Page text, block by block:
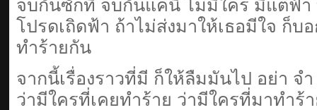
จบกันซักที จบกันแค่นี้ ไม่มีใคร มีแต่ฟ้า
โปรดเถิดฟ้า ถ้าไม่ส่งมาให้เธอมีใจ ก็บ
ทำร้ายกัน
จากนี้เรื่องราวที่มี ก็ให้ลืมมันไป อย่า จ
ว่ามีใครที่เคยทำร้าย ว่ามีใครที่มาทำร้